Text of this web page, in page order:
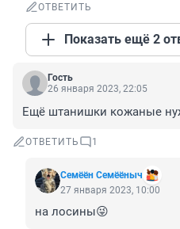
ОТВЕТИТЬ
Показать ещё 2
Гость
26 января 2023, 22:05
Ещё штанишки кожаные
ОТВЕТИТЬ 1
Семёён Семёёныч
27 января 2023, 10:00
на лосины😜